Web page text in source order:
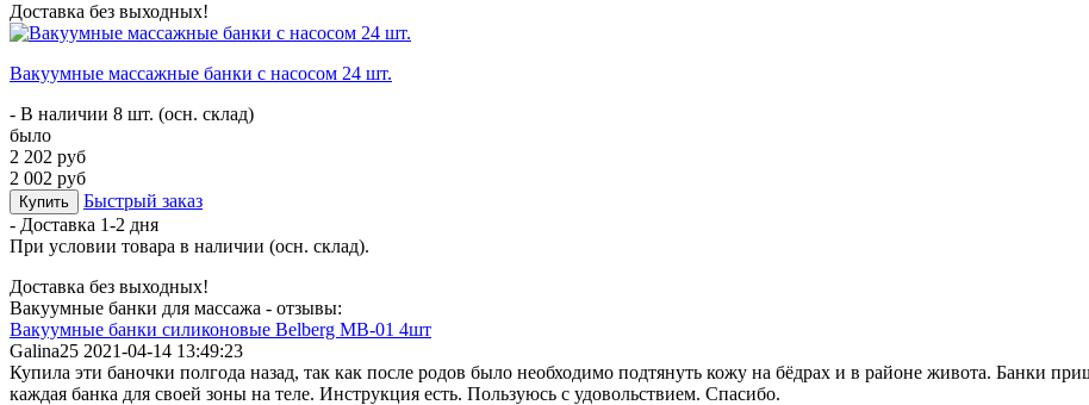
Доставка без выходных!
Вакуумные массажные банки с насосом 24 шт.
- В наличии 8 шт. (осн. склад)
было
2 202 руб
2 002 руб
Купить
Быстрый заказ
- Доставка 1-2 дня
При условии товара в наличии (осн. склад).
Доставка без выходных!
Вакуумные банки для массажа - отзывы:
Вакуумные банки силиконовые Belberg MB-01 4шт
Galina25 2021-04-14 13:49:23
Купила эти баночки полгода назад, так как после родов было необходимо подтянуть кожу на бёдрах и в районе живота. Банки
каждая банка для своей зоны на теле. Инструкция есть. Пользуюсь с удовольствием. Спасибо.